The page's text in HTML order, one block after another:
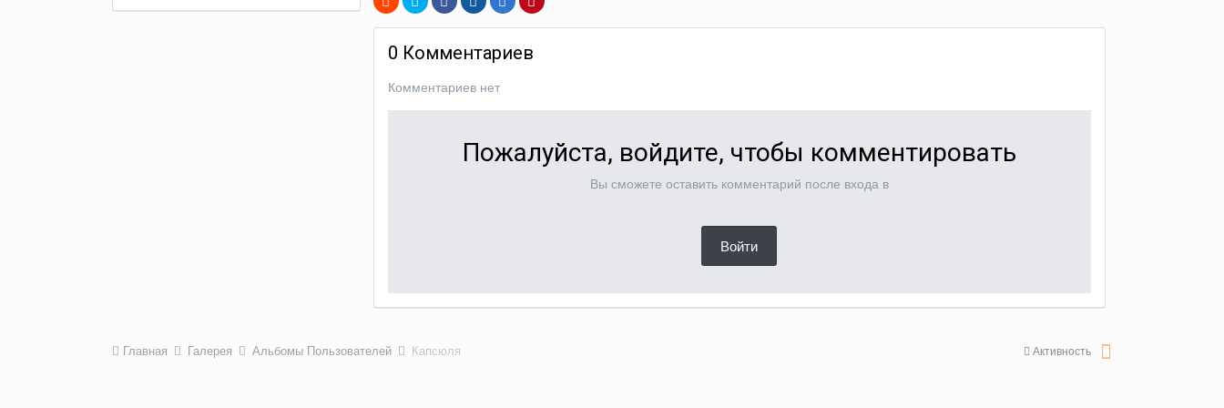
0 Комментариев
Комментариев нет
Пожалуйста, войдите, чтобы комментировать
Вы сможете оставить комментарий после входа в
Войти
Активность
Главная Галерея Альбомы Пользователей Капсюля